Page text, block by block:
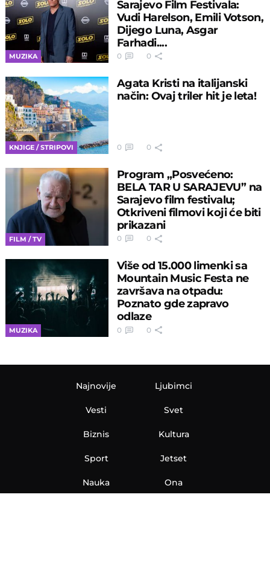
MUZIKA
Sarajevo Film Festivala:
Vudi Harelson, Emili Votson,
Dijego Luna, Asgar
Farhadi....
0 0
KNJIGE / STRIPOVI
Agata Kristi na italijanski
način: Ovaj triler hit je leta!
0 0
FILM / TV
Program „Posvećeno:
BELA TAR U SARAJEVU” na
Sarajevo film festivalu;
Otkriveni filmovi koji će biti
prikazani
0 0
MUZIKA
Više od 15.000 limenki sa
Mountain Music Festa ne
završava na otpadu:
Poznato gde zapravo
odlaze
0 0
Najnovije
Vesti
Biznis
Sport
Nauka
Ljubimci
Svet
Kultura
Jetset
Ona